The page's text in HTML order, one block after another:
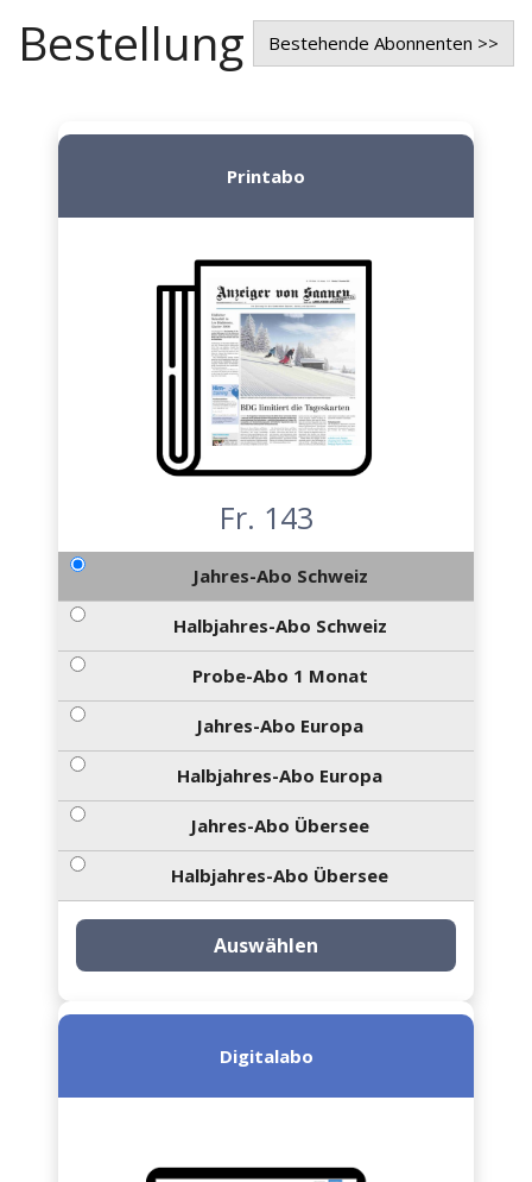
Bestellung Bestehende Abonnenten >>
Printabo
Fr. 143
Jahres-Abo Schweiz
Halbjahres-Abo Schweiz
Probe-Abo 1 Monat
Jahres-Abo Europa
Halbjahres-Abo Europa
Jahres-Abo Übersee
Halbjahres-Abo Übersee
Auswählen
Digitalabo